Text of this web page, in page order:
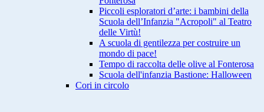
Piccoli esploratori d’arte: i bambini della
Scuola dell’Infanzia "Acropoli" al Teatro
delle Virtù!
A scuola di gentilezza per costruire un
mondo di pace!
Tempo di raccolta delle olive al Fonterosa
Scuola dell'infanzia Bastione: Halloween
Cori in circolo